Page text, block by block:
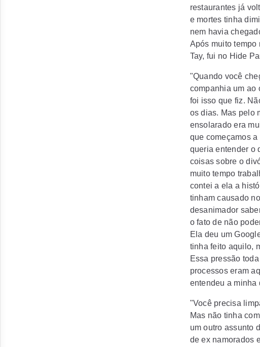
restaurantes já
e mortes tinha
nem havia
Após muito
Tay, fui no Hide
"Quando você
companhia um ao
foi isso que fiz.
os dias. Mas pelo
ensolarado era
que começamos
queria entender o
coisas sobre o
muito tempo
contei a ela a
tinham causado
desanimador
o fato de não
Ela deu um
tinha feito aquilo,
Essa pressão
processos eram
entendeu a minha
"Você precisa
Mas não tinha
um outro assunto
de ex namorados